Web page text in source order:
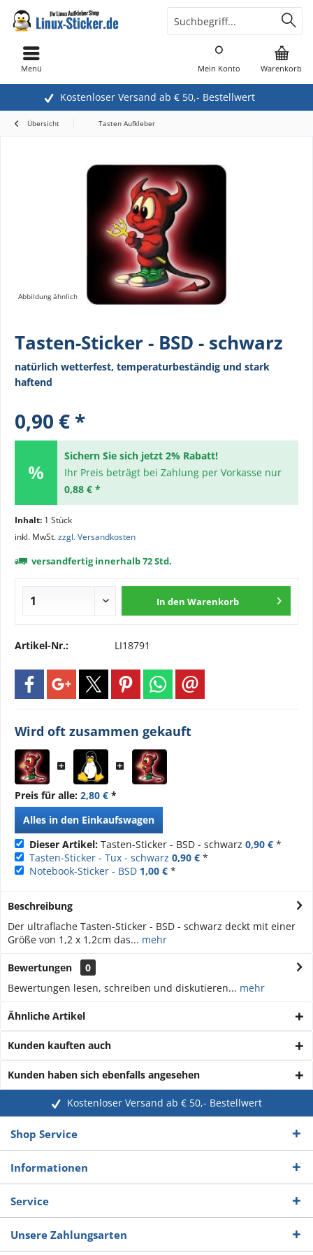
Kostenloser Versand ab € 50,- Bestellwert
Warenkorb
Mein Konto
Menü
Übersicht Tasten Aufkleber
Abbildung ähnlich
Tasten-Sticker - BSD - schwarz
natürlich wetterfest, temperaturbeständig und stark
haftend
0,90 € *
Sichern Sie sich jetzt 2% Rabatt!
Ihr Preis beträgt bei Zahlung per Vorkasse nur
0,88 € *
Inhalt: 1 Stück
inkl. MwSt.zzgl. Versandkosten
versandfertig innerhalb 72 Std.
In den Warenkorb
Artikel-Nr.: LI18791
Wird oft zusammen gekauft
Preis für alle: 2,80 € *
Alles in den Einkaufswagen
Dieser Artikel: Tasten-Sticker - BSD - schwarz 0,90 € *
Tasten-Sticker - Tux - schwarz 0,90 € *
Notebook-Sticker - BSD 1,00 € *
Beschreibung
Der ultraflache Tasten-Sticker - BSD - schwarz deckt mit einer
Größe von 1,2 x 1,2cm das... mehr
Bewertungen
0
Bewertungen lesen, schreiben und diskutieren... mehr
Ähnliche Artikel
Kunden kauften auch
Kunden haben sich ebenfalls angesehen
Kostenloser Versand ab € 50,- Bestellwert
Shop Service
Informationen
Service
Unsere Zahlungsarten